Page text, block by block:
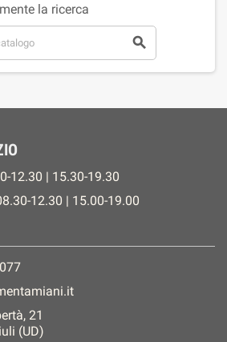
la ricerca

12.30 | 15.30-19.30
12.30 | 15.00-19.00
21
(UD)